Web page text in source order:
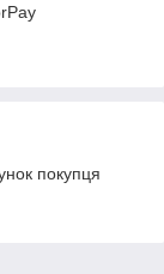
покупця